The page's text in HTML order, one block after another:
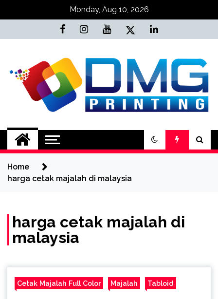
Monday, Aug 10, 2026
Jasa Cetak Online
DMG Printing
Home
harga cetak majalah di malaysia
harga cetak majalah di
malaysia
Cetak Majalah Full Color Majalah Tabloid